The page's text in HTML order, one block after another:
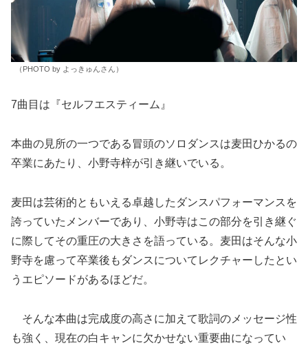
（PHOTO by よっきゅんさん）
7曲目は『セルフエスティーム』
本曲の見所の一つである冒頭のソロダンスは麦田ひかるの
卒業にあたり、小野寺梓が引き継いでいる。
麦田は芸術的ともいえる卓越したダンスパフォーマンスを
誇っていたメンバーであり、小野寺はこの部分を引き継ぐ
に際してその重圧の大きさを語っている。麦田はそんな小
野寺を慮って卒業後もダンスについてレクチャーしたとい
うエピソードがあるほどだ。
そんな本曲は完成度の高さに加えて歌詞のメッセージ性
も強く、現在の白キャンに欠かせない重要曲になってい